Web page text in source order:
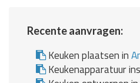
Recente aanvragen:
Keuken plaatsen in
Keukenapparatuur